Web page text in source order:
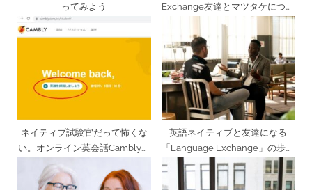
ってみよう
Exchange友達とマツタケについ
て語る
ネイティブ試験官だって怖くな
い。オンライン英会話Camblyで
ネイティブ英語慣れ
英語ネイティブと友達になる
「Language Exchange」の歩き
方